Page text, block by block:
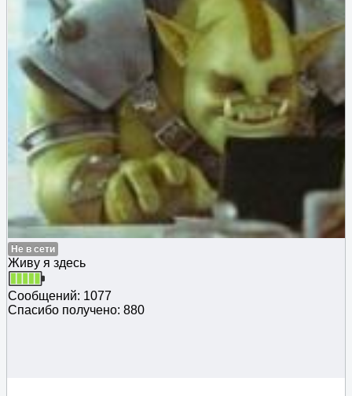
Не в сети
Живу я здесь
Сообщений: 1077
Спасибо получено: 880